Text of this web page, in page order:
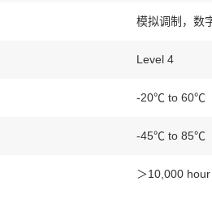
模拟调制，数
Level 4
-20℃ to 60℃
-45℃ to 85℃
＞10,000 hour